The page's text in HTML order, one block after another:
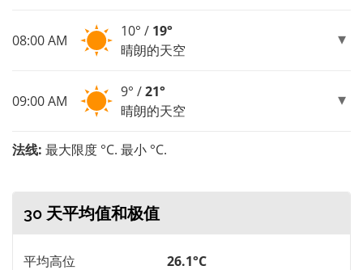
08:00 AM
10° / 19°
晴朗的天空
09:00 AM
9° /21°
晴朗的天空
法线: 最大限度 °C. 最小 °C.
30 天平均值和极值
平均高位
26.1°C